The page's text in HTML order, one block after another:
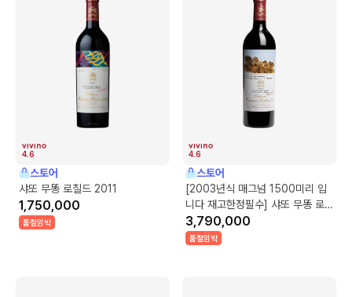
4.6
스토어
샤또 무똥 로칠드 2011
1,750,000
품절임박
4.6
스토어
[2003년식 매그넘 1500미리 입
니다 재고한정필수] 샤또 무똥 로
칠드 2004
3,790,000
품절임박